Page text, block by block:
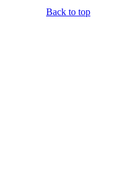
Back to top